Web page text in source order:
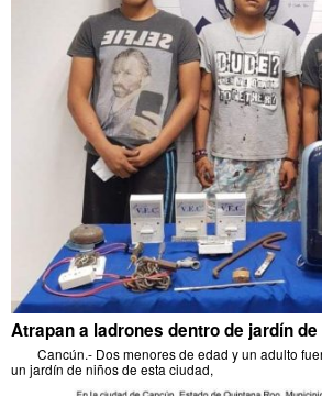
Atrapan a ladrones dentro de jardín
Cancún.- Dos menores de edad y un adulto
un jardín de niños de esta ciudad,